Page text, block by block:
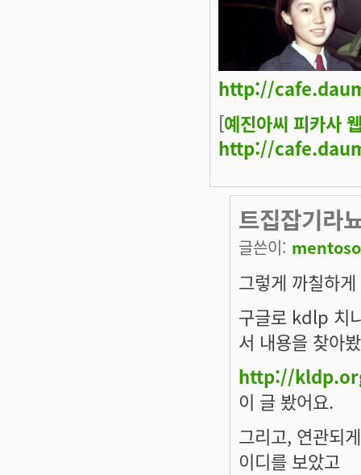
http://
[예진아씨 피카사
http://
트집잡기라
글쓴이: mentoso
그렇게 까칠하
구글로 kdlp 치
서 내용을 찾아
http://
이 글 봤어요.
그리고, 연관되
이디를 보았고